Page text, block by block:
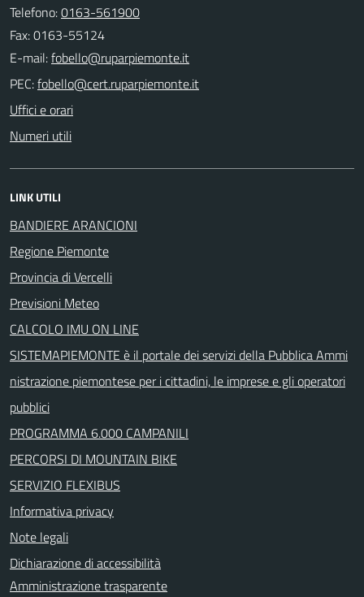
Telefono:0163-561900
Fax: 0163-55124
E-mail:
PEC:
Uffici e orari
Numeri utili
LINK UTILI
BANDIERE ARANCIONI
Regione Piemonte
Provincia di Vercelli
Previsioni Meteo
CALCOLO IMU ON LINE
SISTEMAPIEMONTE è il portale dei servizi della Pubblica Ammi
nistrazione piemontese per i cittadini, le imprese e gli operatori
pubblici
PROGRAMMA 6.000 CAMPANILI
PERCORSI DI MOUNTAIN BIKE
SERVIZIO FLEXIBUS
Informativa privacy
Note legali
Dichiarazione di accessibilità
Amministrazione trasparente